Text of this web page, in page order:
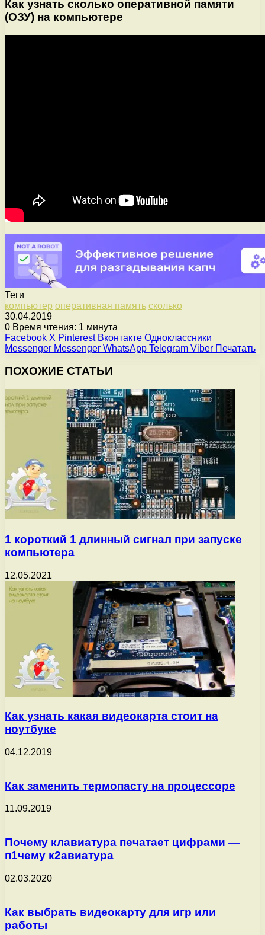
Как узнать сколько оперативной памяти
(ОЗУ) на компьютере
Теги
компьютер оперативная память сколько
30.04.2019
0 Время чтения: 1 минута
Facebook X Pinterest Вконтакте Одноклассники
Messenger Messenger WhatsApp Telegram Viber Печатать
ПОХОЖИЕ СТАТЬИ
1 короткий 1 длинный сигнал при запуске
компьютера
12.05.2021
Как узнать какая видеокарта стоит на
ноутбуке
04.12.2019
Как заменить термопасту на процессоре
11.09.2019
Почему клавиатура печатает цифрами —
п1чему к2авиатура
02.03.2020
Как выбрать видеокарту для игр или
работы